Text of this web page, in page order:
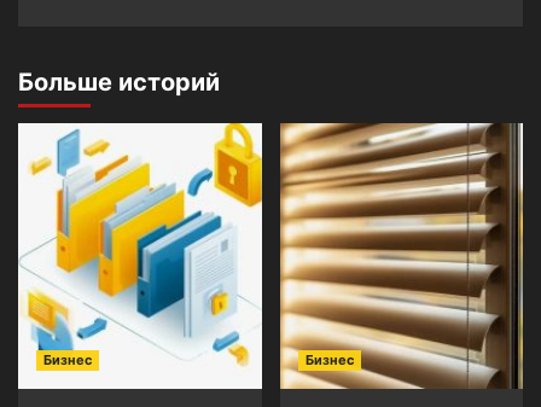
Больше историй
Бизнес Бизнес